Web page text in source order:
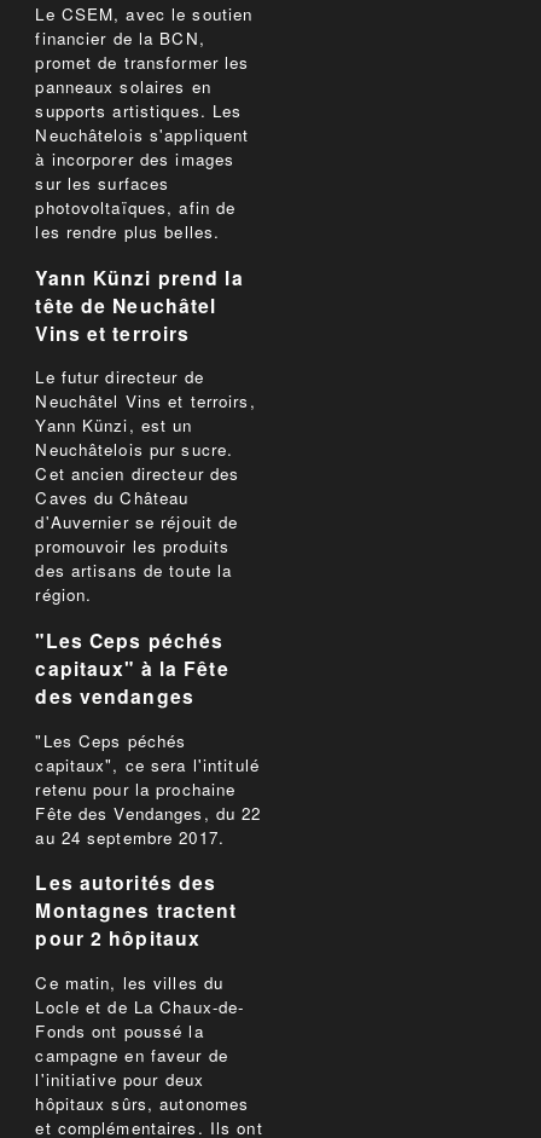
Le CSEM, avec le soutien
financier de la BCN,
promet de transformer les
panneaux solaires en
supports artistiques. Les
Neuchâtelois s'appliquent
à incorporer des images
sur les surfaces
photovoltaïques, afin de
les rendre plus belles.
Yann Künzi prend la
tête de Neuchâtel
Vins et terroirs
Le futur directeur de
Neuchâtel Vins et terroirs,
Yann Künzi, est un
Neuchâtelois pur sucre.
Cet ancien directeur des
Caves du Château
d'Auvernier se réjouit de
promouvoir les produits
des artisans de toute la
région.
"Les Ceps péchés
capitaux" à la Fête
des vendanges
"Les Ceps péchés
capitaux", ce sera l'intitulé
retenu pour la prochaine
Fête des Vendanges, du 22
au 24 septembre 2017.
Les autorités des
Montagnes tractent
pour 2 hôpitaux
Ce matin, les villes du
Locle et de La Chaux-de-
Fonds ont poussé la
campagne en faveur de
l'initiative pour deux
hôpitaux sûrs, autonomes
et complémentaires. Ils ont